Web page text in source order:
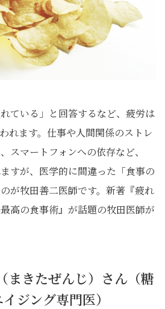
ている」と回答するなど、疲労は
れます。仕事や人間関係のストレ
スマートフォンへの依存など、
すが、医学的に間違った「食事の
が牧田善二医師です。新著『疲れ
高の食事術』が話題の牧田医師が
まきたぜんじ）さん（糖
ジング専門医）